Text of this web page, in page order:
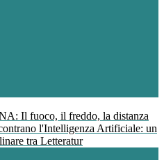
Il fuoco, il freddo, la distanza
l'Intelligenza Artificiale: un
tra Letteratur